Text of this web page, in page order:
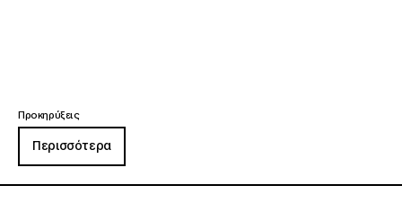
Προκηρύξεις
Περισσότερα